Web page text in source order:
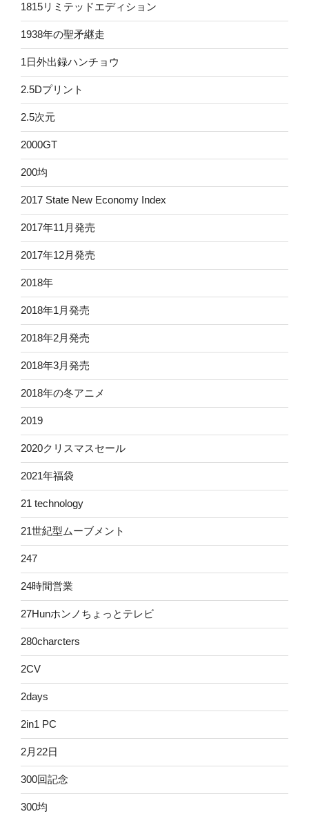
1815リミテッドエディション
1938年の聖矛継走
1日外出録ハンチョウ
2.5Dプリント
2.5次元
2000GT
200均
2017 State New Economy Index
2017年11月発売
2017年12月発売
2018年
2018年1月発売
2018年2月発売
2018年3月発売
2018年の冬アニメ
2019
2020クリスマスセール
2021年福袋
21 technology
21世紀型ムーブメント
247
24時間営業
27Hunホンノちょっとテレビ
280charcters
2CV
2days
2in1 PC
2月22日
300回記念
300均